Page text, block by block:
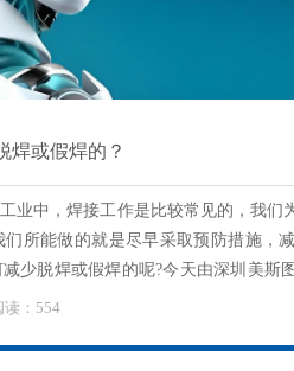
焊或假焊的？
业中，焊接工作是比较常见的，我们
所能做的就是尽早采取预防措施，
少脱焊或假焊的呢?今天由深圳美斯
，首先必须检查电压和电流，以确保
读：554